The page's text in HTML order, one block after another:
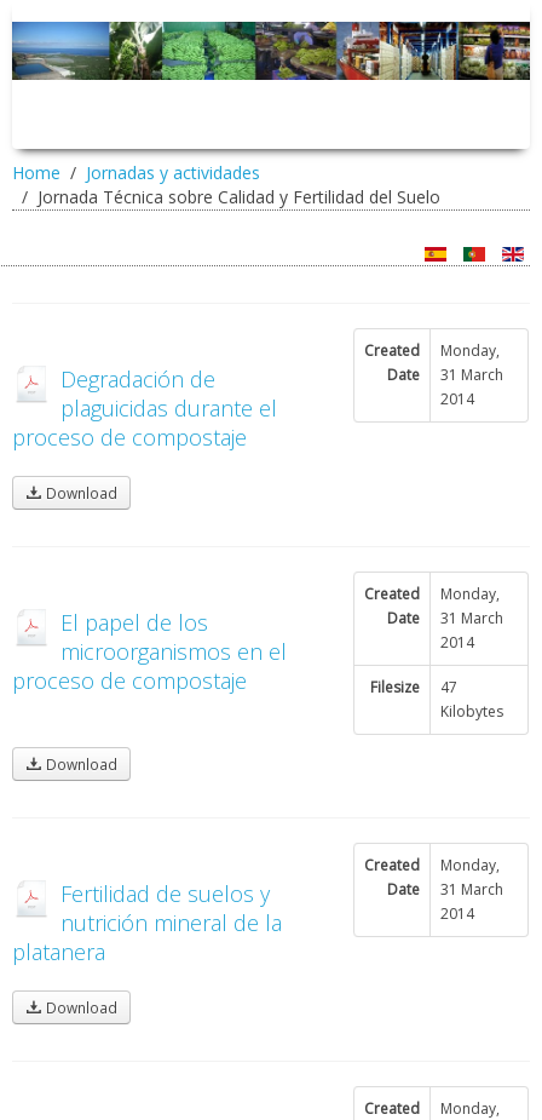
Home
Jornadas y actividades
Jornada Técnica sobre Calidad y Fertilidad del Suelo
Created
Date
Monday,
31 March
2014
Degradación de
plaguicidas durante el
proceso de compostaje
Download
Created
Date
Monday,
31 March
2014
Filesize
47
Kilobytes
El papel de los
microorganismos en el
proceso de compostaje
Download
Created
Date
Monday,
31 March
2014
Fertilidad de suelos y
nutrición mineral de la
platanera
Download
Created
Monday,